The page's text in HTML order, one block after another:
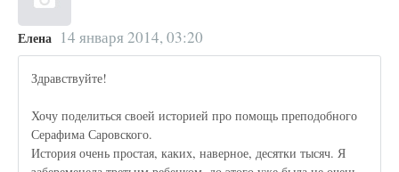
Елена 14 января 2014, 03:20
Здравствуйте!
Хочу поделиться своей историей про помощь преподобного
Серафима Саровского.
История очень простая, каких, наверное, десятки тысяч. Я